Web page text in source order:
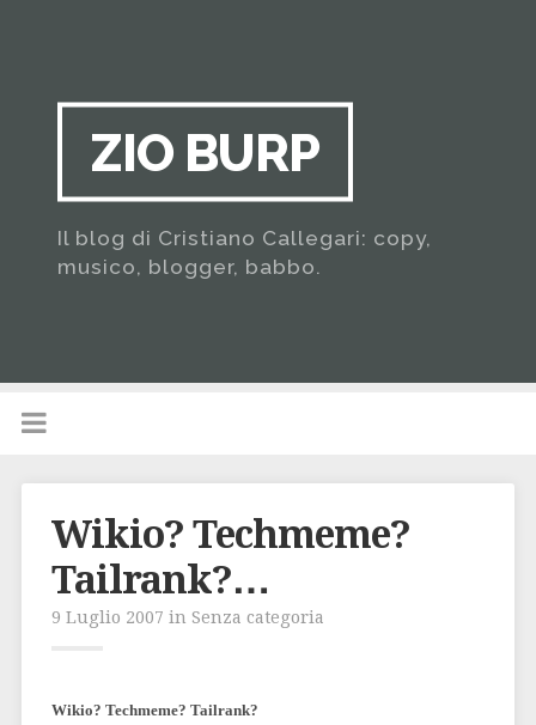
ZIO BURP
Il blog di Cristiano Callegari: copy,
musico, blogger, babbo.
Wikio? Techmeme?
Tailrank?…
9 Luglio 2007 in Senza categoria
Wikio? Techmeme? Tailrank?